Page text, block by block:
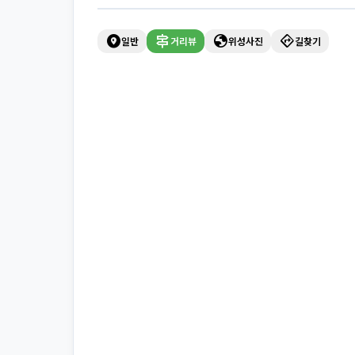
explore_nearby일반 signpost거리뷰 globe위성사진 directions길찾기